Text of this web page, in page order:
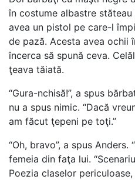
în costume albastre
avea un pistol pe care-l
de pază. Acesta avea ochii
încerca să spună ceva.
ţeava tăiată.
“Gura-nchisă!”, a spus
nu a spus nimic. “Dacă
am făcut ţepeni pe toţi.”
“Oh, bravo”, a spus Anders.
femeia din faţa lui.
Poezia claselor